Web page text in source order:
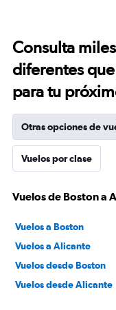
Consulta
diferentes
para tu
Otras opciones de
Vuelos por clase
Vuelos de Boston a
Vuelos a Boston
Vuelos a Alicante
Vuelos desde Boston
Vuelos desde Alicante